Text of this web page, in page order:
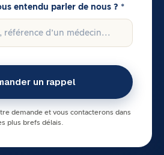
entendu parler de nous ? *
demande et vous contacterons dans
plus brefs délais.